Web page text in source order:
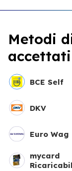
Metodi
accettati
BCE Self
DKV
Euro Wag
mycard